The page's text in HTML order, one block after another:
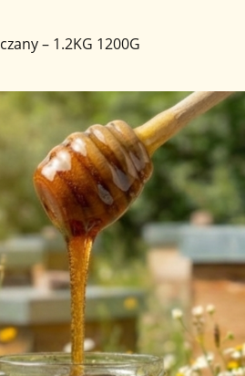
– 1.2KG 1200G